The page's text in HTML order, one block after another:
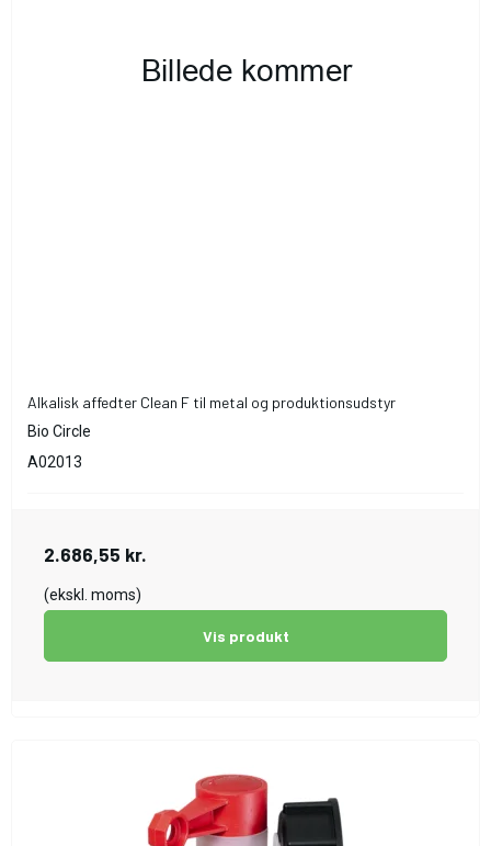
Alkalisk affedter Clean F til metal og produktionsudstyr
Bio Circle
A02013
2.686,55 kr.
(ekskl. moms)
Vis produkt